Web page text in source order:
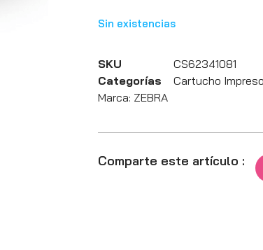
Sin existencias
SKU
CS62341081
Categorías
Cartucho
Marca: ZEBRA
Comparte este artículo :